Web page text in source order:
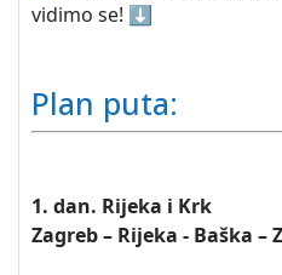
vidimo se! ⬇️
Plan puta:
1. dan. Rijeka i Krk
Zagreb – Rijeka - Baška –